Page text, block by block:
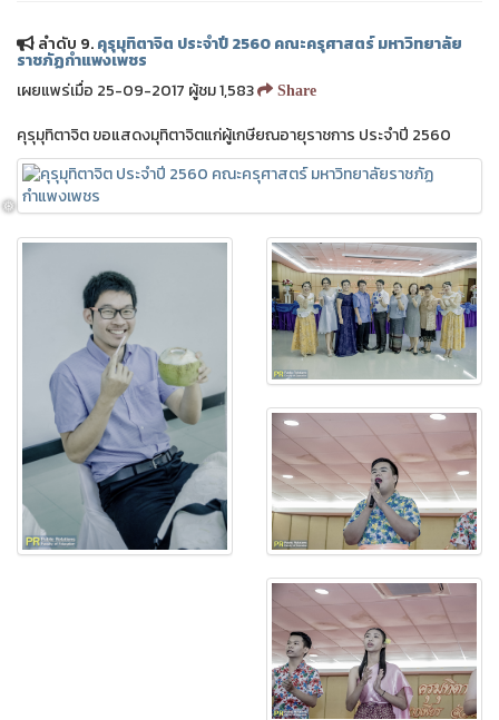
ลำดับ 9.คุรุมุทิตาจิต ประจำปี 2560 คณะครุศาสตร์ มหาวิทยาลัย
ราชภัฏกำแพงเพชร
เผยแพร่เมื่อ 25-09-2017 ผู้ชม 1,583
Share
คุรุมุทิตาจิต ขอแสดงมุทิตาจิตแก่ผู้เกษียณอายุราชการ ประจำปี 2560
❅
❅